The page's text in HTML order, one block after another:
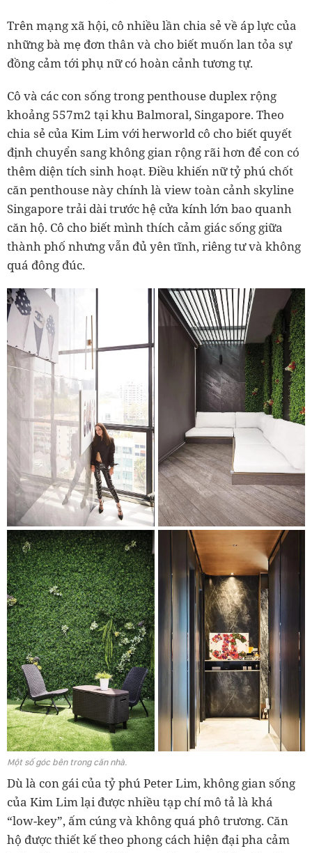
Trên mạng xã hội, cô nhiều lần chia sẻ về áp lực của
những bà mẹ đơn thân và cho biết muốn lan tỏa sự
đồng cảm tới phụ nữ có hoàn cảnh tương tự.
Cô và các con sống trong penthouse duplex rộng
khoảng 557m2 tại khu Balmoral, Singapore. Theo
chia sẻ của Kim Lim với herworld cô cho biết quyết
định chuyển sang không gian rộng rãi hơn để con có
thêm diện tích sinh hoạt. Điều khiến nữ tỷ phú chốt
căn penthouse này chính là view toàn cảnh skyline
Singapore trải dài trước hệ cửa kính lớn bao quanh
căn hộ. Cô cho biết mình thích cảm giác sống giữa
thành phố nhưng vẫn đủ yên tĩnh, riêng tư và không
quá đông đúc.
Một số góc bên trong căn nhà.
Dù là con gái của tỷ phú Peter Lim, không gian sống
của Kim Lim lại được nhiều tạp chí mô tả là khá
“low-key”, ấm cúng và không quá phô trương. Căn
hộ được thiết kế theo phong cách hiện đại pha cảm